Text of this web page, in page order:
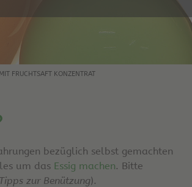
FRUCHTSAFT KONZENTRAT
bezüglich selbst gemachten
um das Essig machen. Bitte
zur Benützung).